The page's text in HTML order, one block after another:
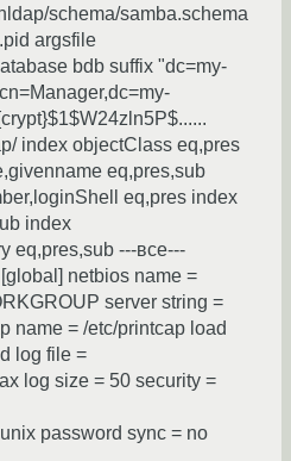
schema/samba.schema
argsfile
bdb suffix "dc=my-
index objectClass eq,pres
eq,pres,sub
eq,pres index
index
eq,pres,sub ---все---
netbios name =
server string =
name = /etc/printcap load
log file =
log size = 50 security =
password sync = no